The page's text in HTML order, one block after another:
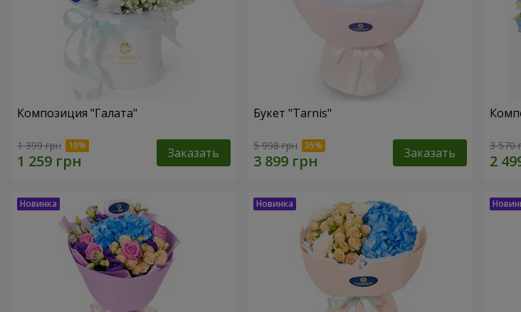
Композиция "Галата"
1 399 грн Заказать
Букет "Tarnis"
5 998 грн Заказать 3 570